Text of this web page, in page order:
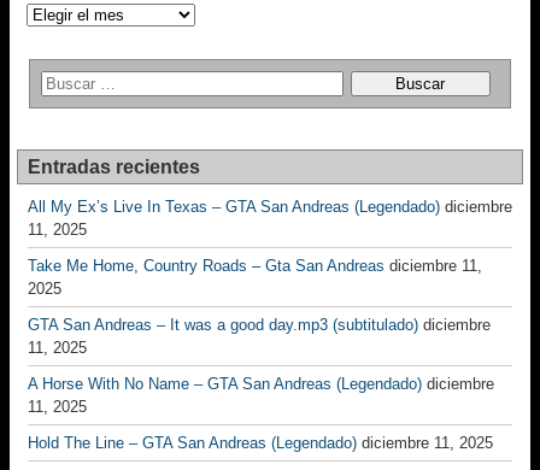
Archivos
Entradas recientes
All My Ex’s Live In Texas – GTA San Andreas (Legendado) diciembre
11, 2025
Take Me Home, Country Roads – Gta San Andreas diciembre 11,
2025
GTA San Andreas – It was a good day.mp3 (subtitulado) diciembre
11, 2025
A Horse With No Name – GTA San Andreas (Legendado) diciembre
11, 2025
Hold The Line – GTA San Andreas (Legendado) diciembre 11, 2025